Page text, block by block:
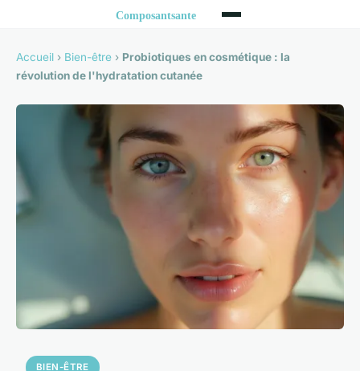
Accueil › Bien-être › Probiotiques en cosmétique : la
révolution de l'hydratation cutanée
BIEN-ÊTRE